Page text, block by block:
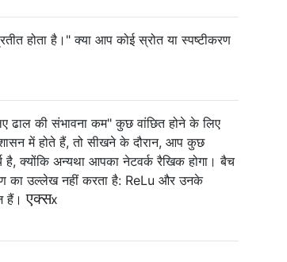
होता है।" क्या आप कोई स्रोत या स्पष्टीकरण
ढाल की संभावना कम" कुछ वांछित होने के लिए
में होते हैं, तो सीखने के दौरान, आप कुछ
है, क्योंकि अन्यथा आपका नेटवर्क रैखिक होगा। बैच
का उल्लेख नहीं करता है: ReLu और उनके
हैं।एक्सx